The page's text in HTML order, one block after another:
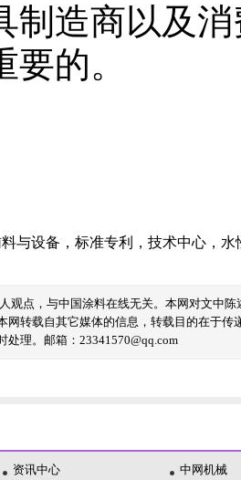
制造商以及
的。
与设备 ， 标准专利 ， 技术中心 ， 水
观点，与中国涂料在线无关。本网对文中
网转载自其它媒体的信息，转载目的在于
理。邮箱：23341570@qq.com
资讯中心
中网机械